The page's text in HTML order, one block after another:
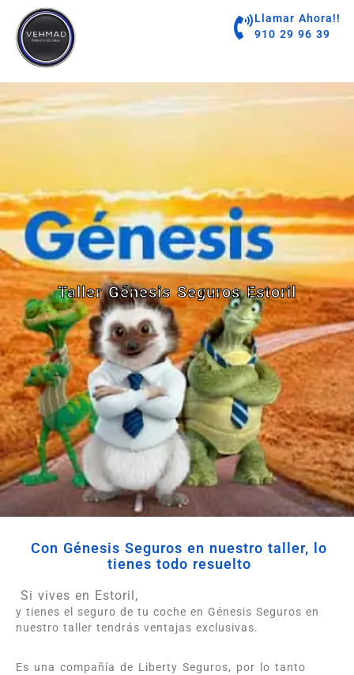
contenido
Llamar Ahora!!
910 29 96 39
Taller Génesis Seguros Estoril
Con Génesis Seguros en nuestro taller, lo
tienes todo resuelto
Si vives en Estoril,
y tienes el seguro de tu coche en Génesis Seguros en
nuestro taller tendrás ventajas exclusivas.
Es una compañía de Liberty Seguros, por lo tanto